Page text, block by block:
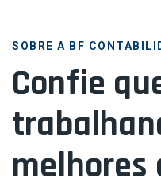
SOBRE A BF
Confie
melhores